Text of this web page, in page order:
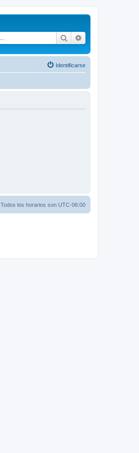
Buscar
Identificarse
Todos los horarios son UTC-06:00